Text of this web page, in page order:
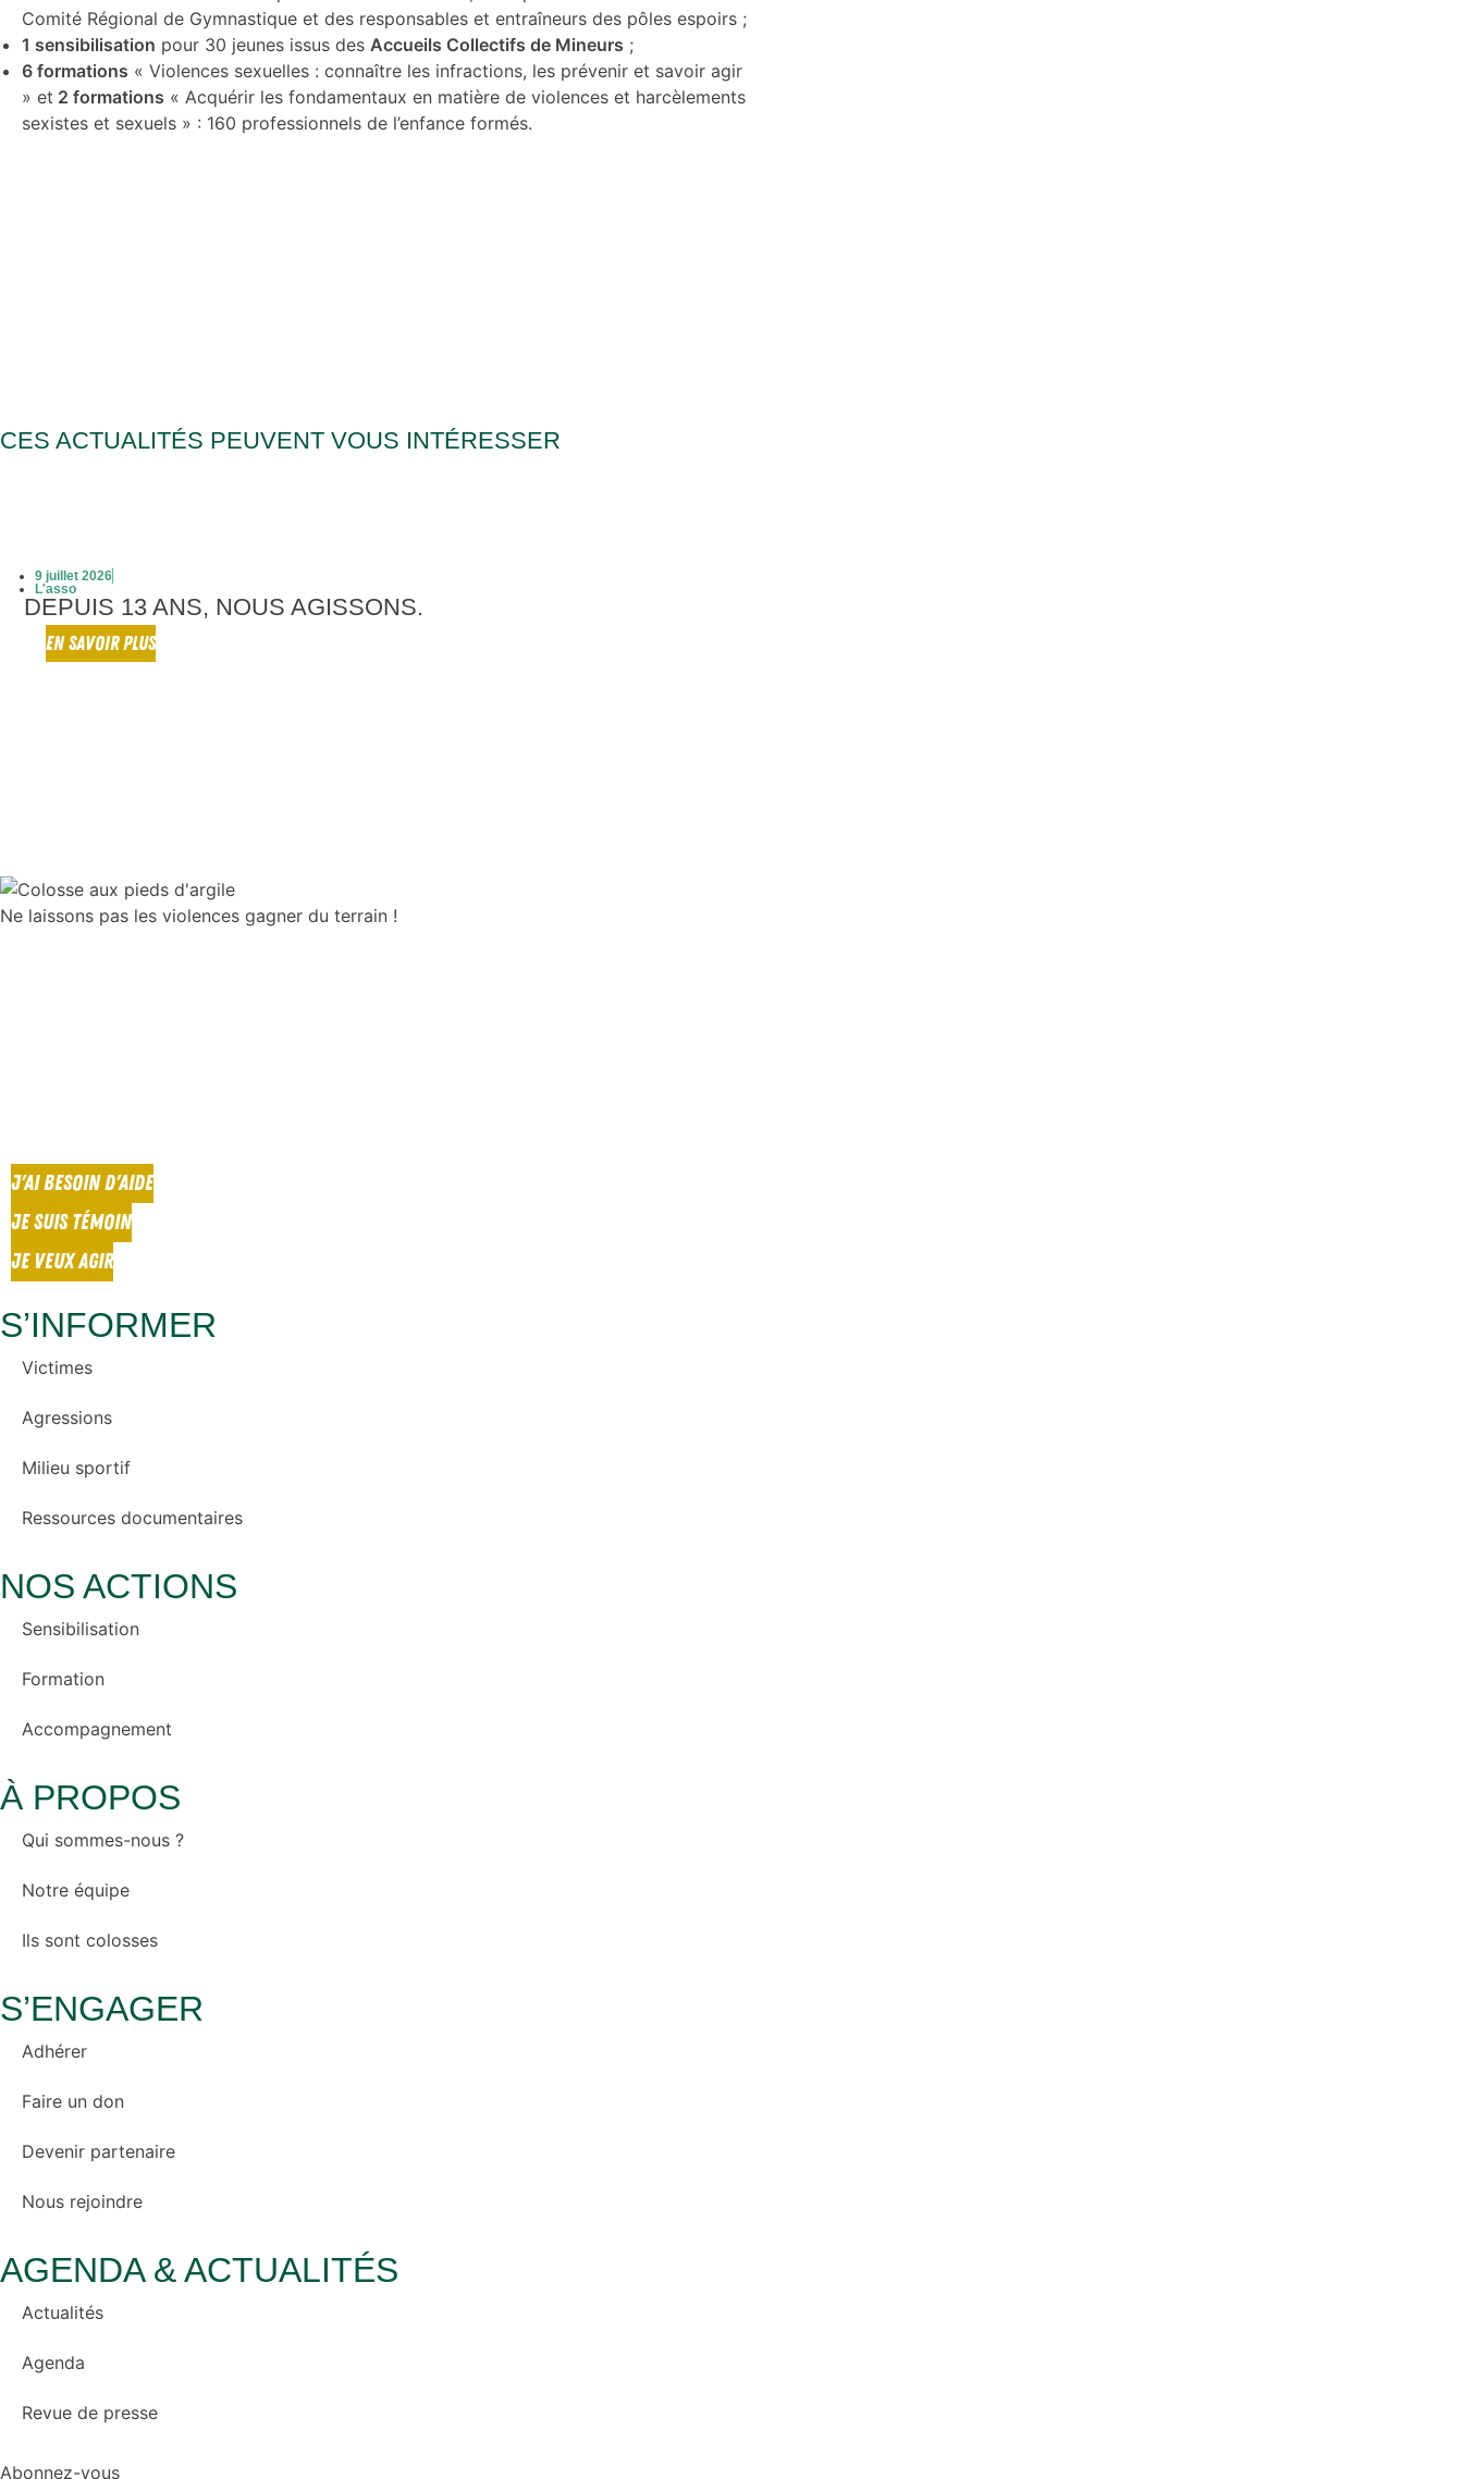
Comité Régional de Gymnastique et des responsables et entraîneurs des pôles espoirs ;
1 sensibilisation pour 30 jeunes issus des Accueils Collectifs de Mineurs ;
6 formations « Violences sexuelles : connaître les infractions, les prévenir et savoir agir
» et 2 formations « Acquérir les fondamentaux en matière de violences et harcèlements
sexistes et sexuels » : 160 professionnels de l’enfance formés.
CES ACTUALITÉS PEUVENT VOUS INTÉRESSER
9 juillet 2026
L'asso
DEPUIS 13 ANS, NOUS AGISSONS.
EN SAVOIR PLUS
Ne laissons pas les violences gagner du terrain !
J'AI BESOIN D'AIDE
JE SUIS TÉMOIN
JE VEUX AGIR
S’INFORMER
Victimes
Agressions
Milieu sportif
Ressources documentaires
NOS ACTIONS
Sensibilisation
Formation
Accompagnement
À PROPOS
Qui sommes-nous ?
Notre équipe
Ils sont colosses
S’ENGAGER
Adhérer
Faire un don
Devenir partenaire
Nous rejoindre
AGENDA & ACTUALITÉS
Actualités
Agenda
Revue de presse
Abonnez-vous